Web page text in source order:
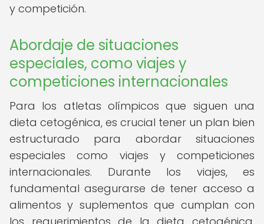
y competición.
Abordaje de situaciones
especiales, como viajes y
competiciones internacionales
Para los atletas olímpicos que siguen una
dieta cetogénica, es crucial tener un plan bien
estructurado para abordar situaciones
especiales como viajes y competiciones
internacionales. Durante los viajes, es
fundamental asegurarse de tener acceso a
alimentos y suplementos que cumplan con